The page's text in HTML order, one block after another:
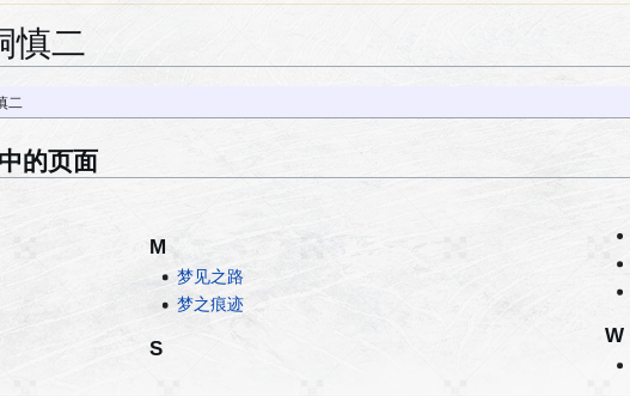
慎二
二
的页面
M
梦见之路
梦之痕迹
S
W